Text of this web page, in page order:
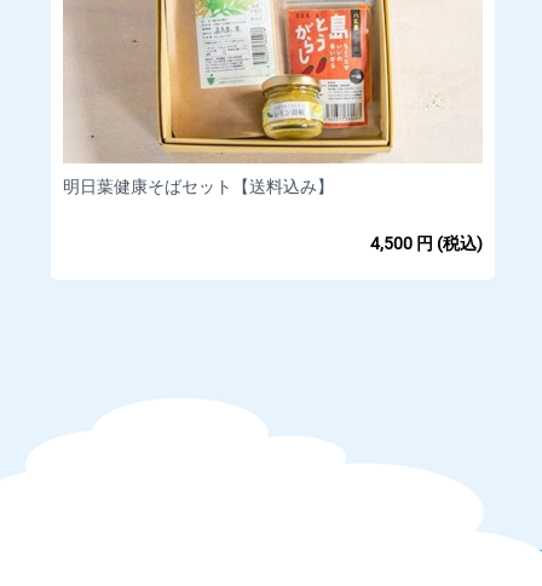
明日葉健康そばセット【送料込み】
4,500 円 (税込)